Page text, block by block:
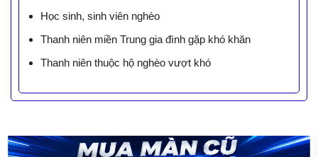
Học sinh, sinh viên nghèo
Thanh niên miền Trung gia đình gặp khó khăn
Thanh niên thuộc hộ nghèo vượt khó